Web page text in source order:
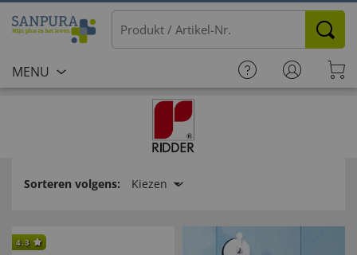
MENU
Sorteren volgens: Kiezen
4.3